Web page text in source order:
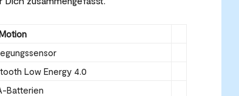
Low Energy 4.0
Batterien